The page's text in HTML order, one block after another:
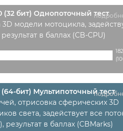
(32 бит) Однопоточный тест
модели мотоцикла,
в баллах (CB-CPU)
(64-бит) Мультипоточный тест
отрисовка сферических 3D
света, задействует все
результат в баллах (CBMarks)